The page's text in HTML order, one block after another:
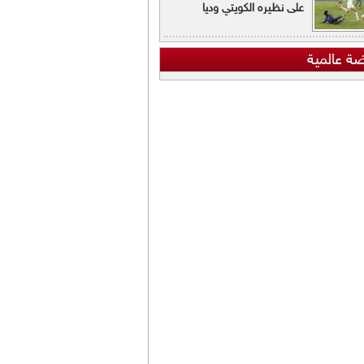
على نظيره الكويتي وديا
عالمية